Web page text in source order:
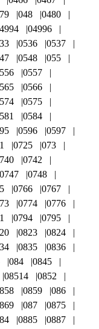
048
0480
04996
0536
0537
0548
055
0557
0566
0575
0584
0596
0597
0725
073
0742
0747
0748
0766
0767
0774
0776
0794
0795
0823
0824
0835
0836
084
0845
08514
0852
0859
086
087
0875
0885
0887